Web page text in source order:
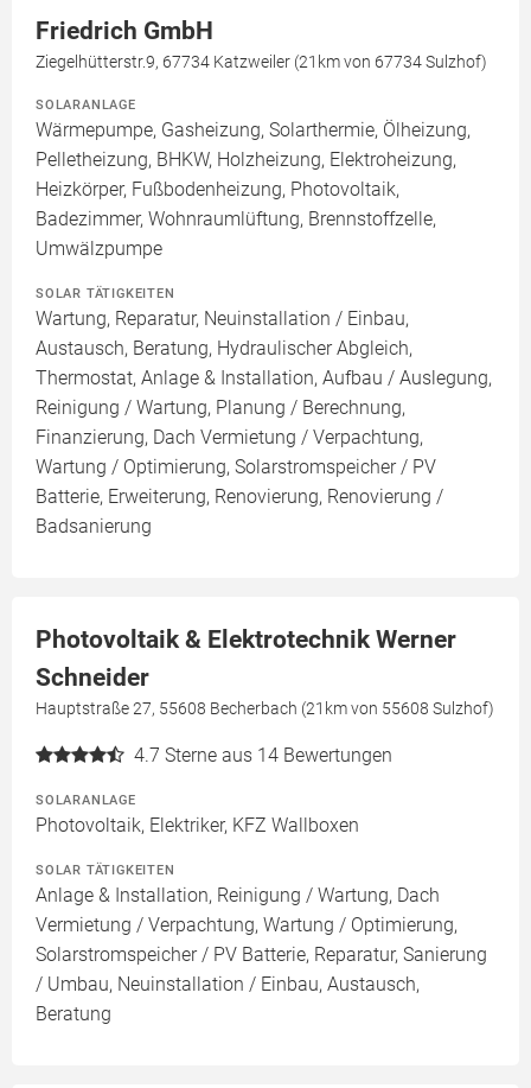
Friedrich GmbH
Ziegelhütterstr.9, 67734 Katzweiler (21km von 67734 Sulzhof)
SOLARANLAGE
Wärmepumpe, Gasheizung, Solarthermie, Ölheizung,
Pelletheizung, BHKW, Holzheizung, Elektroheizung,
Heizkörper, Fußbodenheizung, Photovoltaik,
Badezimmer, Wohnraumlüftung, Brennstoffzelle,
Umwälzpumpe
SOLAR TÄTIGKEITEN
Wartung, Reparatur, Neuinstallation / Einbau,
Austausch, Beratung, Hydraulischer Abgleich,
Thermostat, Anlage & Installation, Aufbau / Auslegung,
Reinigung / Wartung, Planung / Berechnung,
Finanzierung, Dach Vermietung / Verpachtung,
Wartung / Optimierung, Solarstromspeicher / PV
Batterie, Erweiterung, Renovierung, Renovierung /
Badsanierung
Photovoltaik & Elektrotechnik Werner
Schneider
Hauptstraße 27, 55608 Becherbach (21km von 55608 Sulzhof)
4.7 Sterne aus 14 Bewertungen
SOLARANLAGE
Photovoltaik, Elektriker, KFZ Wallboxen
SOLAR TÄTIGKEITEN
Anlage & Installation, Reinigung / Wartung, Dach
Vermietung / Verpachtung, Wartung / Optimierung,
Solarstromspeicher / PV Batterie, Reparatur, Sanierung
/ Umbau, Neuinstallation / Einbau, Austausch,
Beratung